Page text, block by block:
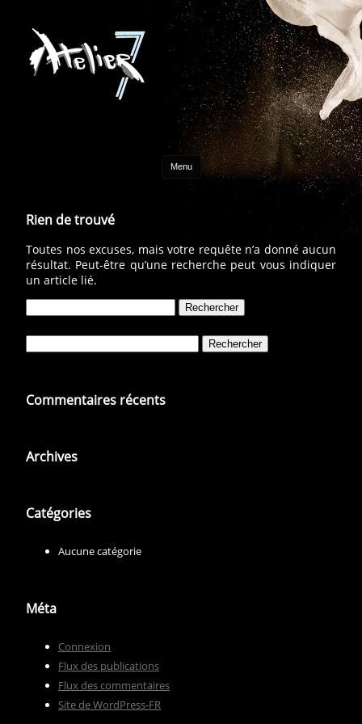
Menu Aller au contenu
Rien de trouvé
Toutes nos excuses, mais votre requête n’a donné aucun
résultat. Peut-être qu’une recherche peut vous indiquer
un article lié.
Commentaires récents
Archives
Catégories
Aucune catégorie
Méta
Connexion
Flux des publications
Flux des commentaires
Site de WordPress-FR